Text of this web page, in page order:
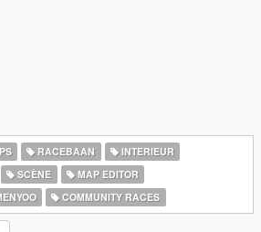
RACEBAAN
INTERIEUR
SCÈNE
MAP EDITOR
COMMUNITY RACES